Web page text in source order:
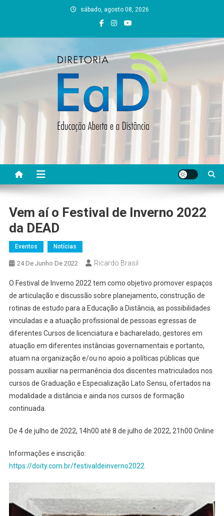
sábado, agosto 08, 2026
DEAD UFVJM
Vem aí o Festival de Inverno 2022
da DEAD
Eventos Notícias
24 De Junho De 2022 Ricardo Brasil
O Festival de Inverno 2022 tem como objetivo promover espaços
de articulação e discussão sobre planejamento, construção de
rotinas de estudo para a Educação a Distância, as possibilidades
vinculadas e a atuação profissional de pessoas egressas de
diferentes Cursos de licenciatura e bacharelado, gestores em
atuação em diferentes instâncias governamentais e portanto,
atuam na organização e/ou no apoio a políticas públicas que
possam auxiliar na permanência dos discentes matriculados nos
cursos de Graduação e Especialização Lato Sensu, ofertados na
modalidade a distância e ainda nos cursos de formação
continuada.
De 4 de julho de 2022, 14h00 até 8 de julho de 2022, 21h00 Online
Informações e inscrição:
https://doity.com.br/festivaldeinverno2022